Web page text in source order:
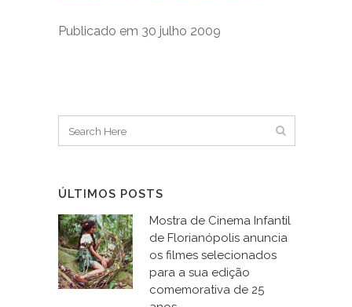
Publicado em 30 julho 2009
ÚLTIMOS POSTS
Mostra de Cinema Infantil
de Florianópolis anuncia
os filmes selecionados
para a sua edição
comemorativa de 25